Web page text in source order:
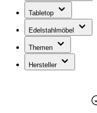
Tabletop
Edelstahlmöbel
Themen
Hersteller